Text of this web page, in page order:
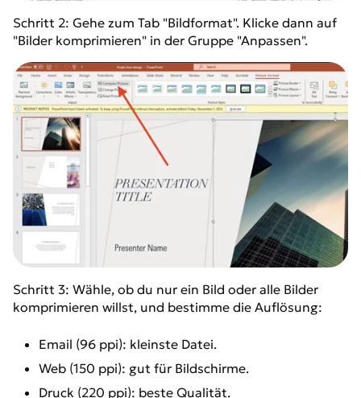
Schritt 2: Gehe zum Tab "Bildformat". Klicke dann auf
"Bilder komprimieren" in der Gruppe "Anpassen".
Schritt 3: Wähle, ob du nur ein Bild oder alle Bilder
komprimieren willst, und bestimme die Auflösung:
Email (96 ppi): kleinste Datei.
Web (150 ppi): gut für Bildschirme.
Druck (220 ppi): beste Qualität.